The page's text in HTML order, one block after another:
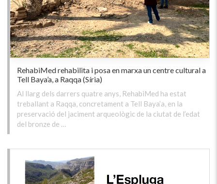
RehabiMed rehabilita i posa en marxa un centre cultural a
Tell Baya’a, a Raqqa (Síria)
Al llarg dels darrers quatre anys, RehabiMed ha estat
treballant a Raqqa, concretament a Tell Baya’a, en la
preservació del jaciment arqueològic de la ciutat de l’edat
del bronze de …